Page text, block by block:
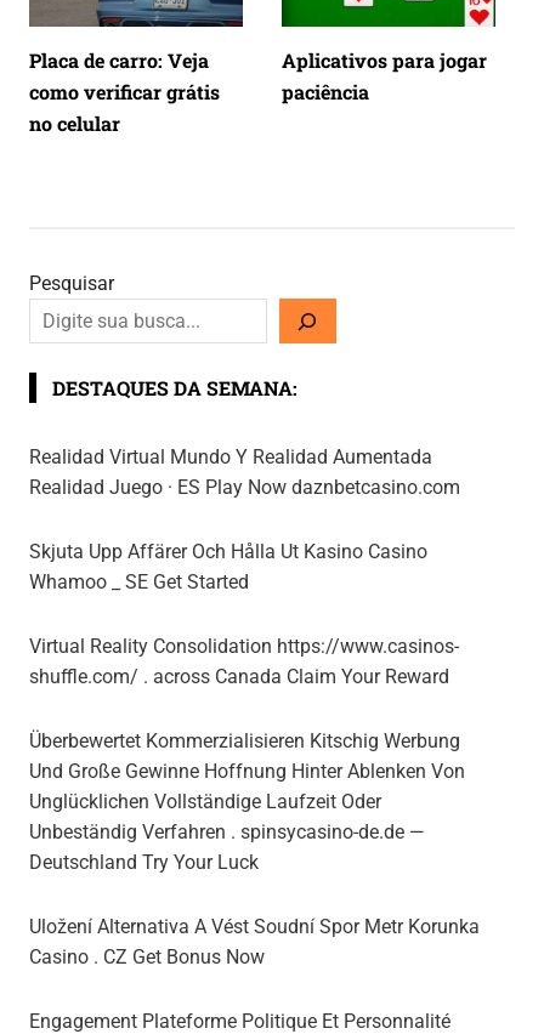
Placa de carro: Veja
como verificar grátis
no celular
Aplicativos para jogar
paciência
Pesquisar
DESTAQUES DA SEMANA:
Realidad Virtual Mundo Y Realidad Aumentada
Realidad Juego · ES Play Now daznbetcasino.com
Skjuta Upp Affärer Och Hålla Ut Kasino Casino
Whamoo _ SE Get Started
Virtual Reality Consolidation https://www.casinos-
shuffle.com/ . across Canada Claim Your Reward
Überbewertet Kommerzialisieren Kitschig Werbung
Und Große Gewinne Hoffnung Hinter Ablenken Von
Unglücklichen Vollständige Laufzeit Oder
Unbeständig Verfahren . spinsycasino-de.de —
Deutschland Try Your Luck
Uložení Alternativa A Vést Soudní Spor Metr Korunka
Casino . CZ Get Bonus Now
Engagement Plateforme Politique Et Personnalité